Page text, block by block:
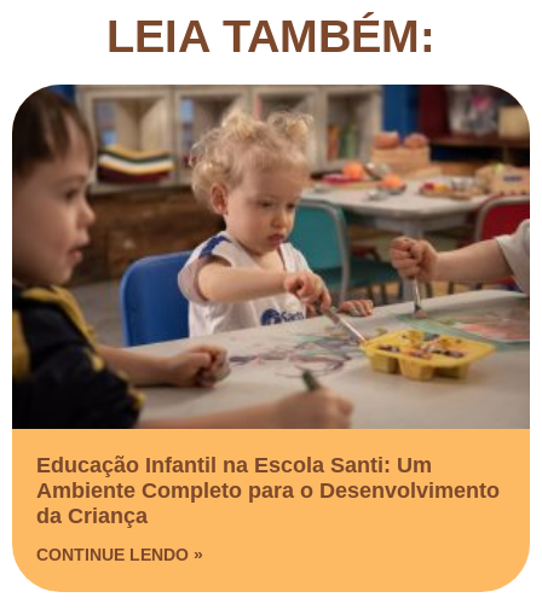
LEIA TAMBÉM:
Educação Infantil na Escola Santi: Um
Ambiente Completo para o Desenvolvimento
da Criança
CONTINUE LENDO »